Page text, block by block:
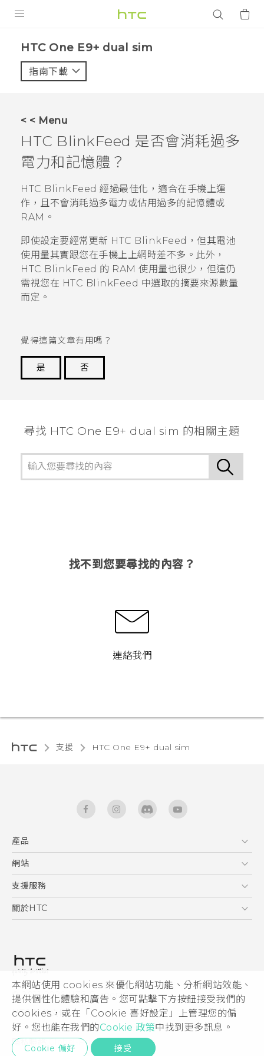
本網站使用 cookies 來優化網站功能、分析網站效能、
提供個性化體驗和廣告。您可點擊下方按鈕接受我們的
cookies，或在「Cookie 喜好設定」上管理您的偏
好。您也能在我們的Cookie 政策中找到更多訊息。
Cookie 偏好 接受
VIVE
VIVERSE
應用程式
支援服務
登入
HTC One E9+ dual sim‎
指南下載
< < Menu
HTC BlinkFeed 是否會消耗過多
電力和記憶體？
HTC BlinkFeed 經過最佳化，適合在手機上運
作，且不會消耗過多電力或佔用過多的記憶體或
RAM。
即使設定要經常更新 HTC BlinkFeed ，但其電池
使用量其實跟您在手機上上網時差不多。此外，
HTC BlinkFeed 的 RAM 使用量也很少，但這仍
需視您在 HTC BlinkFeed 中選取的摘要來源數量
而定。
覺得這篇文章有用嗎？
是
否
尋找 HTC One E9+ dual sim 的相關主題
找不到您要尋找的內容？
連絡我們
支援 HTC One E9+ dual sim‎
產品
5G
智能手機
區塊鍊手機
網站
HTC Dev
HTC Research
支援服務
服務中心
關於HTC
私隱政策
產品安全
加入HTC
Security and Privacy Whitepaper
© 2011-2026 HTC Corporation
HTC 法律文件
隱私聯絡: Global-Privacy@htc.com